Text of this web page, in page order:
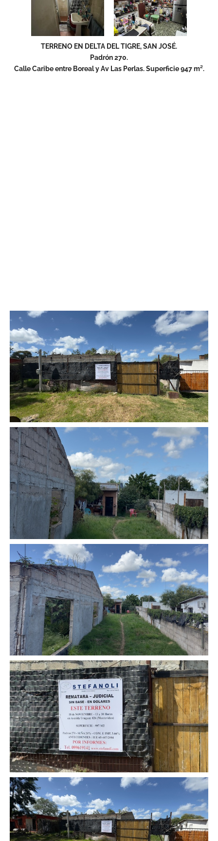
TERRENO EN DELTA DEL TIGRE, SAN JOSÉ.
Padrón 270.
Calle Caribe entre Boreal y Av Las Perlas. Superficie 947 m².